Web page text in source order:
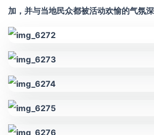
加，并与当地民众都被活动欢愉的气氛